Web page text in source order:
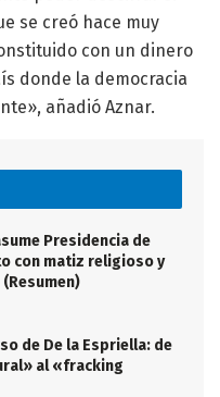
se creó hace muy
con un dinero
donde la democracia
añadió Aznar.
Presidencia de
con matiz religioso y
de De la Espriella: de
al «fracking